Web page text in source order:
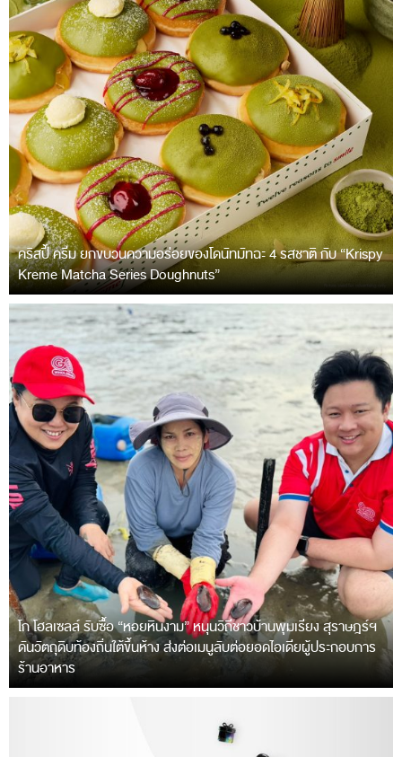
คริสปี้ ครีม ยกขบวนความอร่อยของโดนัทมัทฉะ 4 รสชาติ กับ “Krispy
Kreme Matcha Series Doughnuts”
โก โฮลเซลล์ รับซื้อ “หอยหินงาม” หนุนวิถีชาวบ้านพุมเรียง สุราษฎร์ฯ
ดันวัตถุดิบท้องถิ่นใต้ขึ้นห้าง ส่งต่อเมนูลับต่อยอดไอเดียผู้ประกอบการ
ร้านอาหาร